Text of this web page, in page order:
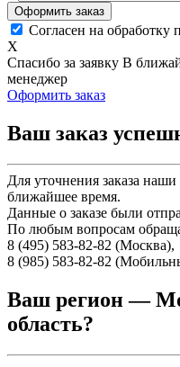
Оформить заказ
Согласен на обработку
X
Спасибо за заявку В
менеджер
Оформить заказ
Ваш заказ
Для уточнения заказа
ближайшее время.
Данные о заказе были
По любым вопросам
8 (495) 583-82-82 (Москва),
8 (985) 583-82-82
Ваш регион —
область?